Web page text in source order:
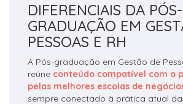
DIFERENCIAIS DA PÓS-
GRADUAÇÃO EM
PESSOAS E RH
A Pós-graduação em Gestão de
reúne conteúdo compatível com o
pelas melhores escolas de
sempre conectado à prática atual